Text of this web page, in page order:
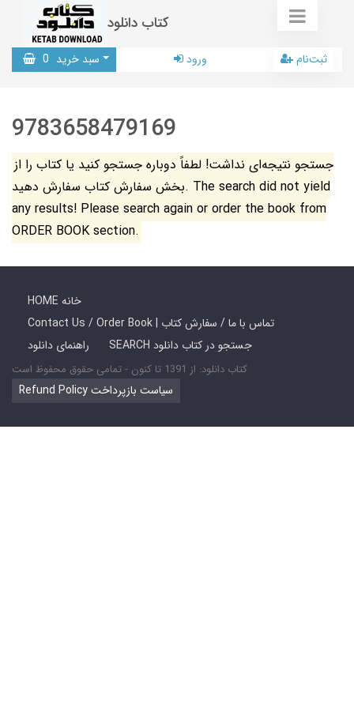
کتاب دانلود
سبد خرید 0 ورود ثبت‌نام
9783658479169
جستجو نتیجه‌ای نداشت! لطفاً دوباره جستجو کنید یا کتاب را از
بخش سفارش کتاب سفارش دهید. The search did not yield
any results! Please search again or order the book from
ORDER BOOK section.
HOME خانه
Contact Us / Order Book | تماس با ما / سفارش کتاب
راهنمای دانلود
SEARCH جستجو در کتاب دانلود
کتاب دانلود: از 1391 تا کنون - تمامی حقوق محفوظ است
Refund Policy سیاست بازپرداخت